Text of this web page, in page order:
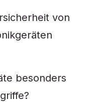
von
besonders